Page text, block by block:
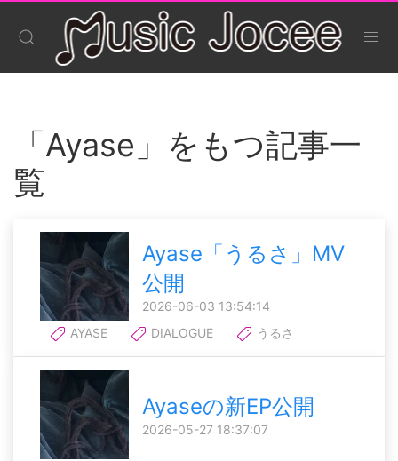
「Ayase」をもつ記事一
覧
Ayase「うるさ」MV
公開
2026-06-03 13:54:14
AYASE
DIALOGUE うるさ
Ayaseの新EP公開
2026-05-27 18:37:07